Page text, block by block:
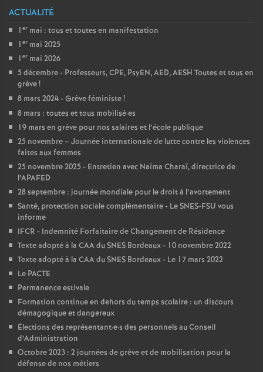
n
e
i
g
n
e
e
n
ACTUALITÉ
1 er mai : tous et toutes en manifestation
1 er mai 2025
1 er mai 2026
5 décembre - Professeurs, CPE, PsyEN, AED, AESH Toutes et tous en
grève!
8 mars 2024 - Grève féministe!
8 mars : toutes et tous mobilisé·es
19 mars en grève pour nos salaires et l’école publique
25 novembre – Journée internationale de lutte contre les violences
faites aux femmes
25 novembre 2025 - Entretien avec Naïma Charaï, directrice de
l’APAFED
28 septembre : journée mondiale pour le droit à l’avortement
Santé, protection sociale complémentaire - Le SNES-FSU vous
informe
IFCR - Indemnité Forfaitaire de Changement de Résidence
Texte adopté à la CAA du SNES Bordeaux - 10 novembre 2022
Texte adopté à la CAA du SNES Bordeaux - Le 17 mars 2022
Le PACTE
Permanence estivale
Formation continue en dehors du temps scolaire : un discours
démagogique et dangereux
Élections des représentant·e·s des personnels au Conseil
d’Administration
Octobre 2023 : 2 journées de grève et de mobilisation pour la
défense de nos métiers